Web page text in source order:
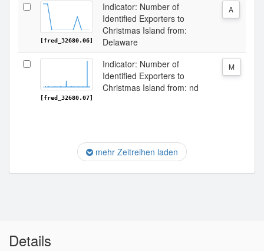
[fred_32680.06]
Indicator: Number of
Identified Exporters to
Christmas Island from:
Delaware
A
[fred_32680.07]
Indicator: Number of
Identified Exporters to
Christmas Island from: nd
M
mehr Zeitreihen laden
Details